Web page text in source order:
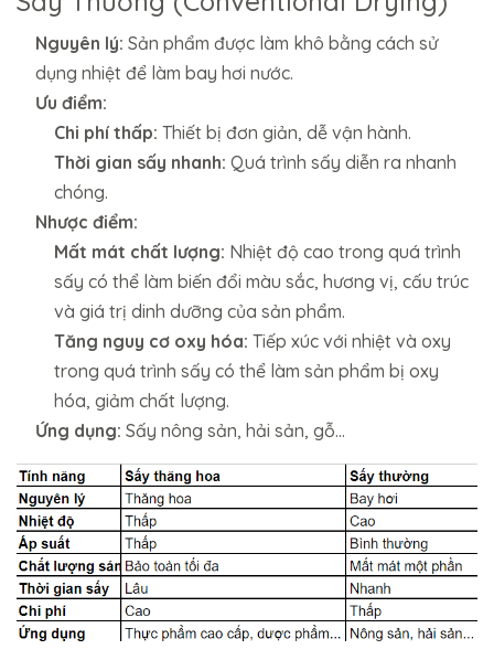
Nguyên lý: Sản phẩm được làm khô bằng cách sử
dụng nhiệt để làm bay hơi nước.
Ưu điểm:
Chi phí thấp: Thiết bị đơn giản, dễ vận hành.
Thời gian sấy nhanh: Quá trình sấy diễn ra nhanh
chóng.
Nhược điểm:
Mất mát chất lượng: Nhiệt độ cao trong quá trình
sấy có thể làm biến đổi màu sắc, hương vị, cấu trúc
và giá trị dinh dưỡng của sản phẩm.
Tăng nguy cơ oxy hóa: Tiếp xúc với nhiệt và oxy
trong quá trình sấy có thể làm sản phẩm bị oxy
hóa, giảm chất lượng.
Ứng dụng: Sấy nông sản, hải sản, gỗ…